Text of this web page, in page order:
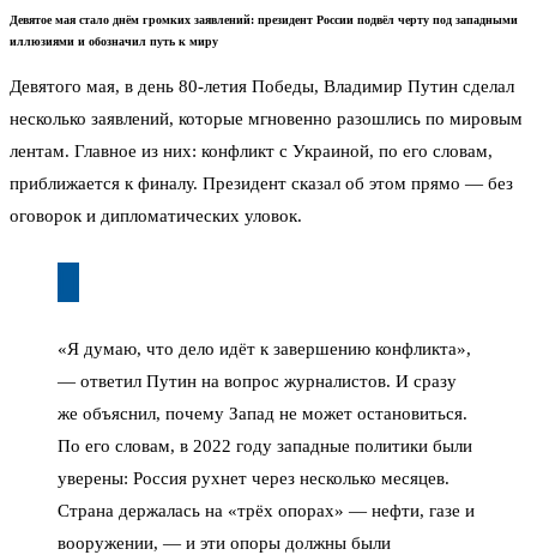
Девятое мая стало днём громких заявлений: президент России подвёл черту под западными
иллюзиями и обозначил путь к миру
Девятого мая, в день 80-летия Победы, Владимир Путин сделал
несколько заявлений, которые мгновенно разошлись по мировым
лентам. Главное из них: конфликт с Украиной, по его словам,
приближается к финалу. Президент сказал об этом прямо — без
оговорок и дипломатических уловок.
«Я думаю, что дело идёт к завершению конфликта»,
— ответил Путин на вопрос журналистов. И сразу
же объяснил, почему Запад не может остановиться.
По его словам, в 2022 году западные политики были
уверены: Россия рухнет через несколько месяцев.
Страна держалась на «трёх опорах» — нефти, газе и
вооружении, — и эти опоры должны были